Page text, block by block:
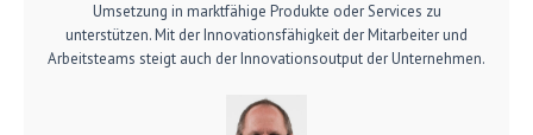
Umsetzung in marktfähige Produkte oder Services zu
unterstützen. Mit der Innovationsfähigkeit der Mitarbeiter und
Arbeitsteams steigt auch der Innovationsoutput der Unternehmen.